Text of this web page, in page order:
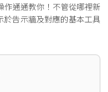
作通通教你！不管從哪裡新
於告示牆及對應的基本工具